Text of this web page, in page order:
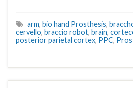
arm, bio hand Prosthesis,
cervello, braccio robot, brain,
posterior parietal cortex, PPC,